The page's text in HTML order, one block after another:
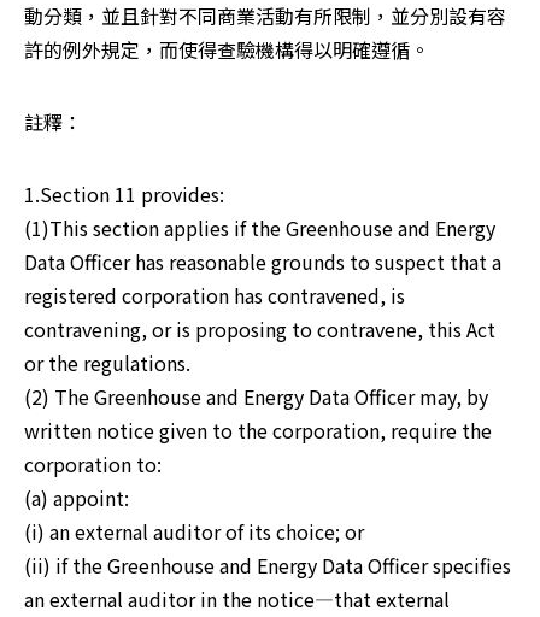
動分類，並且針對不同商業活動有所限制，並分別設有容
許的例外規定，而使得查驗機構得以明確遵循。
註釋：
1.Section 11 provides:
(1)This section applies if the Greenhouse and Energy
Data Officer has reasonable grounds to suspect that a
registered corporation has contravened, is
contravening, or is proposing to contravene, this Act
or the regulations.
(2) The Greenhouse and Energy Data Officer may, by
written notice given to the corporation, require the
corporation to:
(a) appoint:
(i) an external auditor of its choice; or
(ii) if the Greenhouse and Energy Data Officer specifies
an external auditor in the notice—that external